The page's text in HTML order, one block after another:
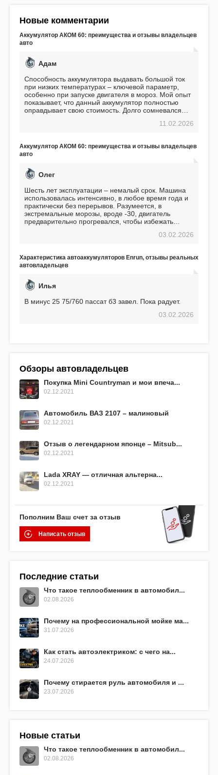
Новые комментарии
Аккумулятор АКОМ 60: преимущества и отзывы владельцев
авто
Адам
Способность аккумулятора выдавать большой ток
при низких температурах – ключевой параметр,
особенно при запуске двигателя в мороз. Мой опыт
показывает, что данный аккумулятор полностью
оправдывает свою стоимость. Долго сомневался
пожалел. Считаю, что это отличное вложение,11.02.2026
Аккумулятор АКОМ 60: преимущества и отзывы владельцев
авто
Олег
Шесть лет эксплуатации – немалый срок. Машина
использовалась интенсивно, в любое время года и
практически без перерывов. Разумеется, в
экстремальные морозы, вроде -30, двигатель
предварительно прогревался, чтобы избежать
использования не было ни единой поломки,
EFB 75. Судя по характеристикам, он даже
превосходит предыдущую модель.
03.02.2026
Характеристика автоаккумуляторов Enrun, отзывы реальных
автовладельцев
Илья
В минус 25 75/760 пассат б3 завел. Пока радует.
03.02.2026
Обзоры автовладельцев
Покупка Mini Countryman и мои впеча...
02.12.2021
Автомобиль ВАЗ 2107 – малиновый
02.12.2021
Отзыв о легендарном японце – Mitsub...
02.12.2021
Lada XRAY — отличная альтерна...
02.12.2021
Пополним Ваш счет за отзыв
Написать отзыв
Последние статьи
Что такое теплообменник в автомобил...
02.08.2026
Почему на профессиональной мойке ма...
31.07.2026
Как стать автоэлектриком: с чего на...
24.07.2026
Почему стирается руль автомобиля и ...
23.07.2026
Новые статьи
Что такое теплообменник в автомобил...
02.08.2026